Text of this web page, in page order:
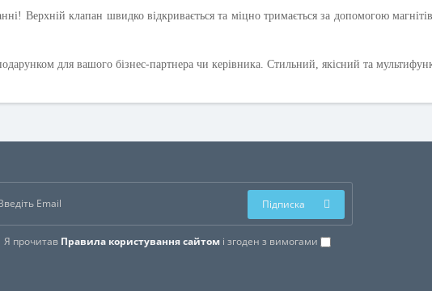
Верхній клапан швидко відкривається та міцно тримається за допомогою
для вашого бізнес-партнера чи керівника. Стильний, якісний та
Я прочитав Правила користування сайтомі згоден з вимогами
Підписка